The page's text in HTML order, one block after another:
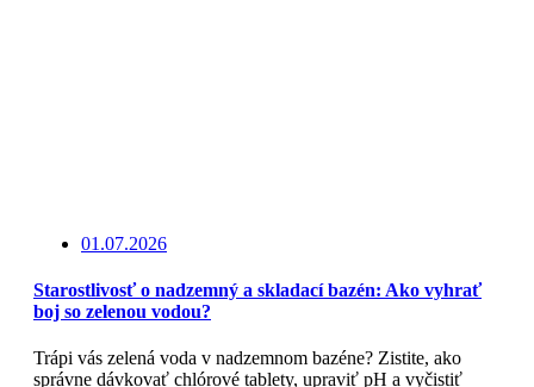
01.07.2026
Starostlivosť o nadzemný a skladací bazén: Ako vyhrať
boj so zelenou vodou?
Trápi vás zelená voda v nadzemnom bazéne? Zistite, ako
správne dávkovať chlórové tablety, upraviť pH a vyčistiť